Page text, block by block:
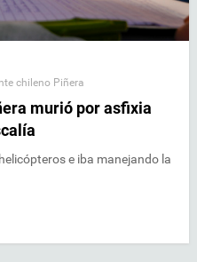
chileno Piñera
murió por asfixia
e iba manejando la